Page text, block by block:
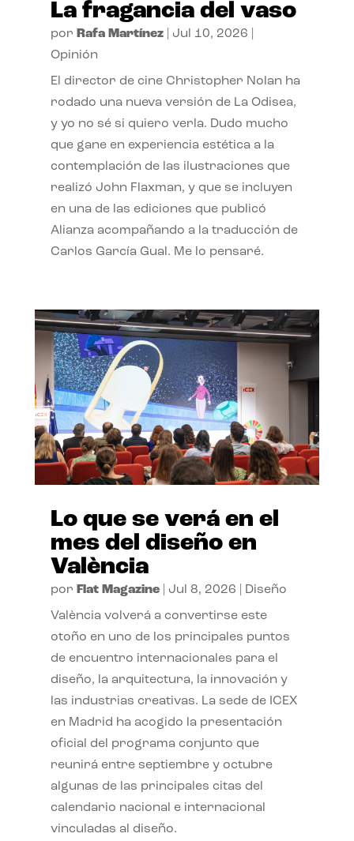
La fragancia del vaso
por Rafa Martínez| Jul 10, 2026
Opinión
El director de cine Christopher Nolan ha
rodado una nueva versión de La Odisea,
y yo no sé si quiero verla. Dudo mucho
que gane en experiencia estética a la
contemplación de las ilustraciones que
realizó John Flaxman, y que se incluyen
en una de las ediciones que publicó
Alianza acompañando a la traducción de
Carlos García Gual. Me lo pensaré.
Lo que se verá en el
mes del diseño en
València
por Flat Magazine| Jul 8, 2026 Diseño
València volverá a convertirse este
otoño en uno de los principales puntos
de encuentro internacionales para el
diseño, la arquitectura, la innovación y
las industrias creativas. La sede de ICEX
en Madrid ha acogido la presentación
oficial del programa conjunto que
reunirá entre septiembre y octubre
algunas de las principales citas del
calendario nacional e internacional
vinculadas al diseño.